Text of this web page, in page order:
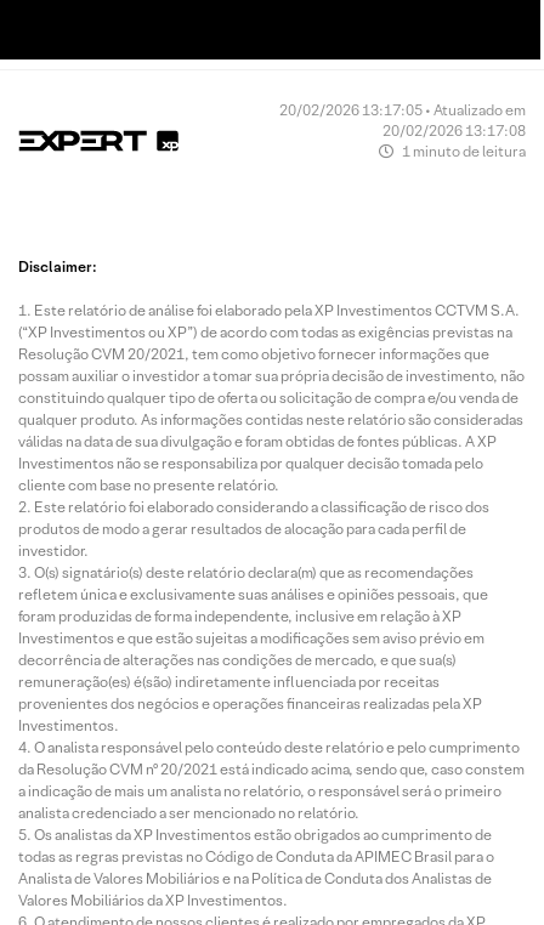
20/02/2026 13:17:05 • Atualizado em
20/02/2026 13:17:08
1 minuto de leitura
Disclaimer:
Este relatório de análise foi elaborado pela XP Investimentos CCTVM S.A.
(“XP Investimentos ou XP”) de acordo com todas as exigências previstas na
Resolução CVM 20/2021, tem como objetivo fornecer informações que
possam auxiliar o investidor a tomar sua própria decisão de investimento, não
constituindo qualquer tipo de oferta ou solicitação de compra e/ou venda de
qualquer produto. As informações contidas neste relatório são consideradas
válidas na data de sua divulgação e foram obtidas de fontes públicas. A XP
Investimentos não se responsabiliza por qualquer decisão tomada pelo
cliente com base no presente relatório.
Este relatório foi elaborado considerando a classificação de risco dos
produtos de modo a gerar resultados de alocação para cada perfil de
investidor.
O(s) signatário(s) deste relatório declara(m) que as recomendações
refletem única e exclusivamente suas análises e opiniões pessoais, que
foram produzidas de forma independente, inclusive em relação à XP
Investimentos e que estão sujeitas a modificações sem aviso prévio em
decorrência de alterações nas condições de mercado, e que sua(s)
remuneração(es) é(são) indiretamente influenciada por receitas
provenientes dos negócios e operações financeiras realizadas pela XP
Investimentos.
O analista responsável pelo conteúdo deste relatório e pelo cumprimento
da Resolução CVM nº 20/2021 está indicado acima, sendo que, caso constem
a indicação de mais um analista no relatório, o responsável será o primeiro
analista credenciado a ser mencionado no relatório.
Os analistas da XP Investimentos estão obrigados ao cumprimento de
todas as regras previstas no Código de Conduta da APIMEC Brasil para o
Analista de Valores Mobiliários e na Política de Conduta dos Analistas de
Valores Mobiliários da XP Investimentos.